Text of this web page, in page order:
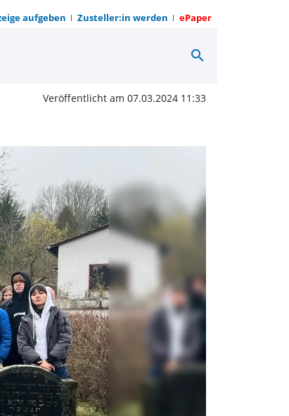
aufgeben Zusteller:in werden ePaper
„zum search
Veröffentlicht am 07.03.2024 11:33